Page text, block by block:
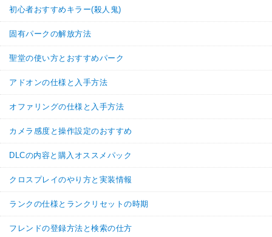
初心者おすすめキラー(殺人鬼)
固有パークの解放方法
聖堂の使い方とおすすめパーク
アドオンの仕様と入手方法
オファリングの仕様と入手方法
カメラ感度と操作設定のおすすめ
DLCの内容と購入オススメパック
クロスプレイのやり方と実装情報
ランクの仕様とランクリセットの時期
フレンドの登録方法と検索の仕方